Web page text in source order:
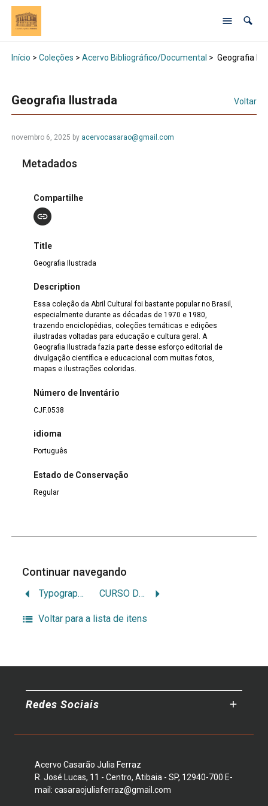
Início > Coleções > Acervo Bibliográfico/Documental > Geografia
Geografia Ilustrada Voltar
novembro 6, 2025 by acervocasarao@gmail.com
Metadados
Compartilhe
Title
Geografia Ilustrada
Description
Essa coleção da Abril Cultural foi bastante popular no Brasil,
especialmente durante as décadas de 1970 e 1980,
trazendo enciclopédias, coleções temáticas e edições
ilustradas voltadas para educação e cultura geral. A
Geografia Ilustrada fazia parte desse esforço editorial de
divulgação científica e educacional com muitas fotos,
mapas e ilustrações coloridas.
Número de Inventário
CJF.0538
idioma
Português
Estado de Conservação
Regular
Continuar navegando
Typographia do Diário Official CURSO DE DIREITO CIVIL BRASILEIRO PARTE GERAL
Voltar para a lista de itens
Redes Sociais
Acervo Casarão Julia Ferraz
R. José Lucas, 11 - Centro, Atibaia - SP, 12940-700 E-
mail: casaraojuliaferraz@gmail.com